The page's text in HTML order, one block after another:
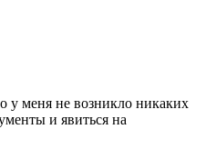
у меня не возникло никаких
и явиться на